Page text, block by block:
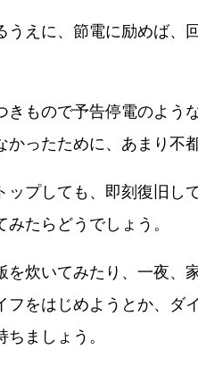
えに、節電に励めば、
もので予告停電のよ
ったために、あまり不
プしても、即刻復旧し
たらどうでしょう。
炊いてみたり、一夜
をはじめようとか、
ましょう。